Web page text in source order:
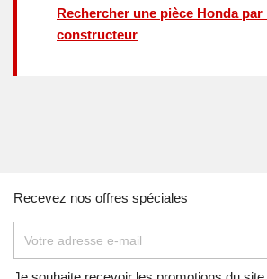
Rechercher une pièce Honda par
constructeur
Recevez nos offres spéciales